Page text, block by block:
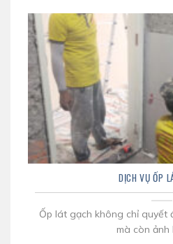
DỊCH VỤ ỐP
Ốp lát gạch không chỉ quyết
mà còn ảnh